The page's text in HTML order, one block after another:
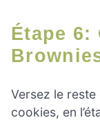
Étape 6: Cuisson Des
Versez le
cookies, en